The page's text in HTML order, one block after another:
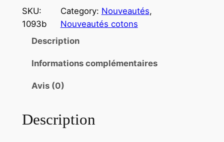
a
n
T
i
SKU:
1093b
Category: Nouveautés
Nouveautés cotons
Description
Informations complémentaires
Avis (0)
Description